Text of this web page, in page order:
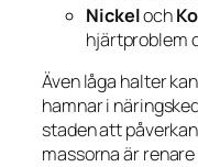
Nickeloch
hjärtproblem
Även låga halter
hamnar i
staden att
massorna är